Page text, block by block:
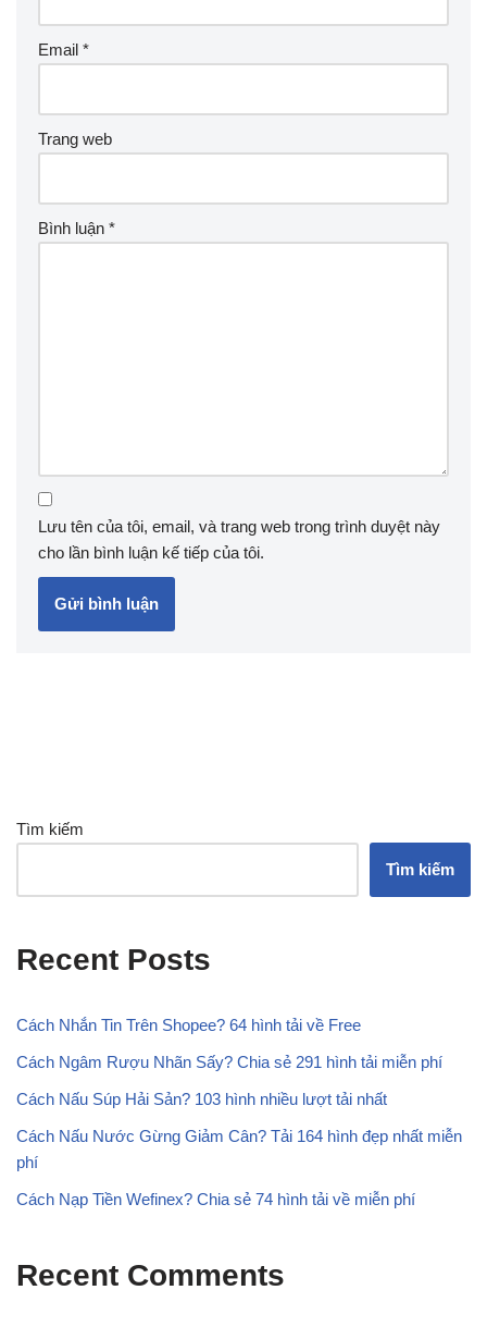
Email *
Trang web
Bình luận *
Lưu tên của tôi, email, và trang web trong trình duyệt này
cho lần bình luận kế tiếp của tôi.
Tìm kiếm
Tìm kiếm
Recent Posts
Cách Nhắn Tin Trên Shopee? 64 hình tải về Free
Cách Ngâm Rượu Nhãn Sấy? Chia sẻ 291 hình tải miễn phí
Cách Nấu Súp Hải Sản? 103 hình nhiều lượt tải nhất
Cách Nấu Nước Gừng Giảm Cân? Tải 164 hình đẹp nhất miễn
phí
Cách Nạp Tiền Wefinex? Chia sẻ 74 hình tải về miễn phí
Recent Comments